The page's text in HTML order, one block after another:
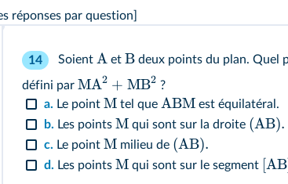
réponses par question]
14 Soient A et B deux points du plan. Quel
défini par MA2 + MB2 ?
a. Le point M tel que ABM est équilatéral.
b. Les points M qui sont sur la droite (AB).
c. Le point M milieu de (AB).
d. Les points M qui sont sur le segment